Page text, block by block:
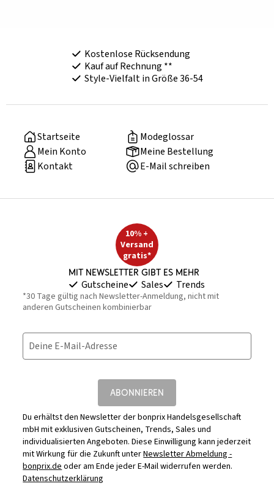
Kostenlose Rücksendung
Kauf auf Rechnung **
Style-Vielfalt in Größe 36-54
Startseite
Modeglossar
Mein Konto
Meine Bestellung
Kontakt
E-Mail schreiben
10% +
Versand
gratis*
Mit Newsletter gibt es mehr
Gutscheine Sales Trends
*30 Tage gültig nach Newsletter-Anmeldung, nicht mit
anderen Gutscheinen kombinierbar
Deine E-Mail-Adresse
ABONNIEREN
Du erhältst den Newsletter der bonprix Handelsgesellschaft
mbH mit exklusiven Gutscheinen, Trends, Sales und
individualisierten Angeboten. Diese Einwilligung kann jederzeit
mit Wirkung für die Zukunft unterNewsletter Abmeldung -
bonprix.deoder am Ende jeder E-Mail widerrufen werden.
Datenschutzerklärung